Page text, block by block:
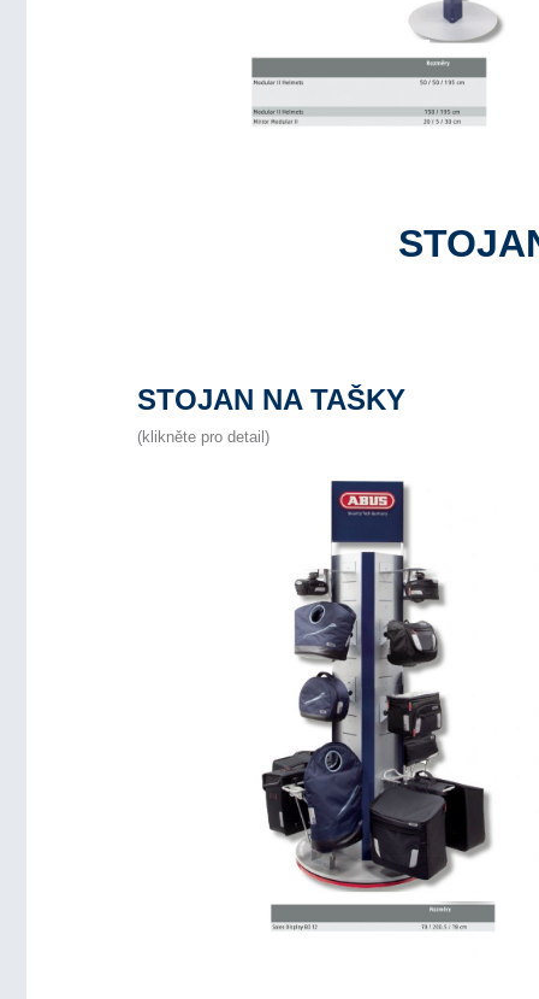
STOJAN NA TAŠKY
(klikněte pro detail)